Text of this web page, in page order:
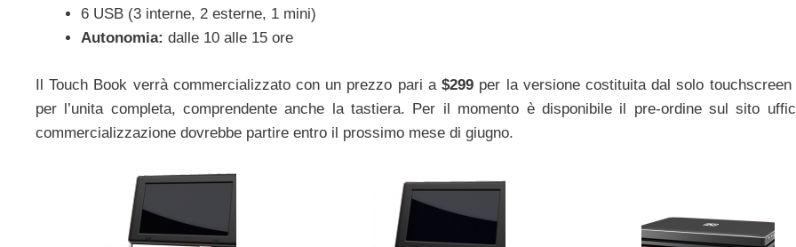
6 USB (3 interne, 2 esterne, 1 mini)
Autonomia: dalle 10 alle 15 ore
Il Touch Book verrà commercializzato con un prezzo pari a$299 per la versione costituita dal solo
per l’unita completa, comprendente anche la tastiera. Per il momento è disponibile il pre-ordine sul sito
commercializzazione dovrebbe partire entro il prossimo mese di giugno.